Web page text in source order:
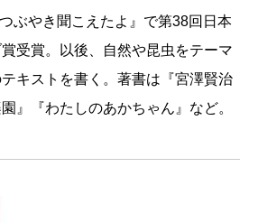
ぶやき聞こえたよ』で第38回日本
受賞。以後、自然や昆虫をテーマ
キストを書く。著書は『宮澤賢治
』『わたしのあかちゃん』など。